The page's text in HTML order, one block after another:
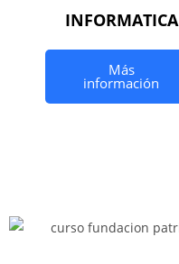
INFORMATICA
Más
información